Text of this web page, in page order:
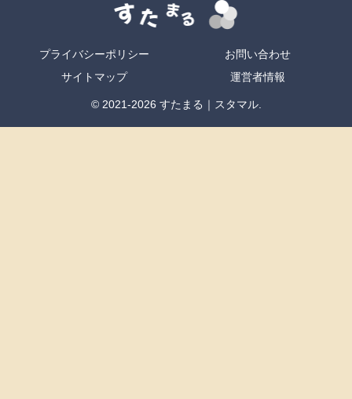
プライバシーポリシー
お問い合わせ
サイトマップ
運営者情報
© 2021-2026 すたまる｜スタマル.